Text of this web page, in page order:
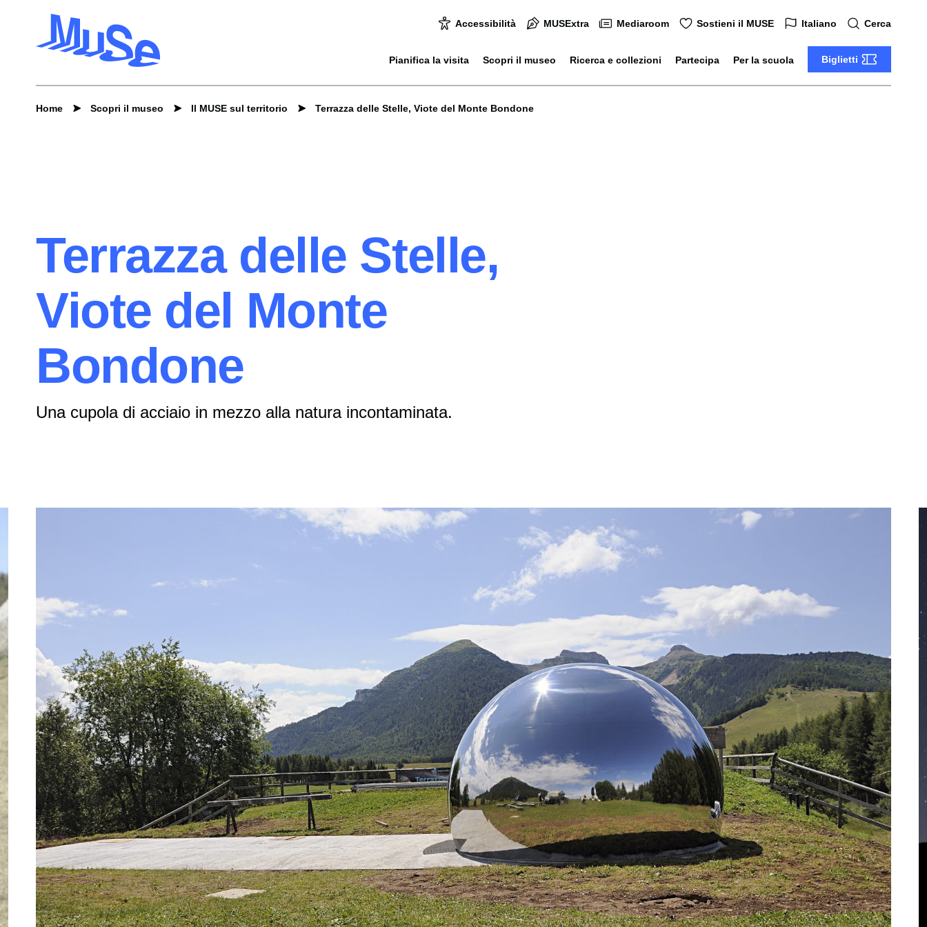
Accessibilità MUSExtra Mediaroom Sostieni il MUSE Italiano Cerca
Pianifica la visita Scopri il museo Ricerca e collezioni Partecipa Per la scuola Biglietti
Home Scopri il museo Il MUSE sul territorio Terrazza delle Stelle, Viote del Monte Bondone
Terrazza delle Stelle,
Viote del Monte
Bondone
Una cupola di acciaio in mezzo alla natura incontaminata.